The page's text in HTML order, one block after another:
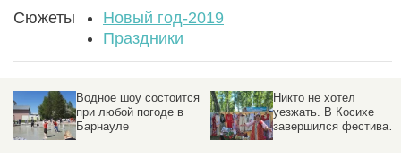
Сюжеты
Новый год-2019
Праздники
Водное шоу состоится
при любой погоде в
Барнауле
Никто не хотел
уезжать. В Косихе
завершился фестиваль